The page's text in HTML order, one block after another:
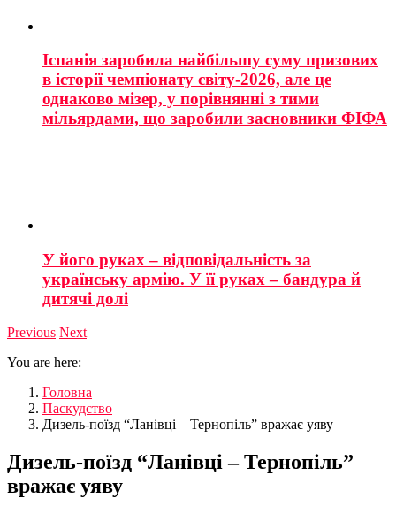
Іспанія заробила найбільшу суму призових
в історії чемпіонату світу-2026, але це
однаково мізер, у порівнянні з тими
мільярдами, що заробили засновники ФІФА
У його руках – відповідальність за
українську армію. У її руках – бандура й
дитячі долі
Previous Next
You are here:
Головна
Паскудство
Дизель-поїзд “Ланівці – Тернопіль” вражає уяву
Дизель-поїзд “Ланівці – Тернопіль”
вражає уяву